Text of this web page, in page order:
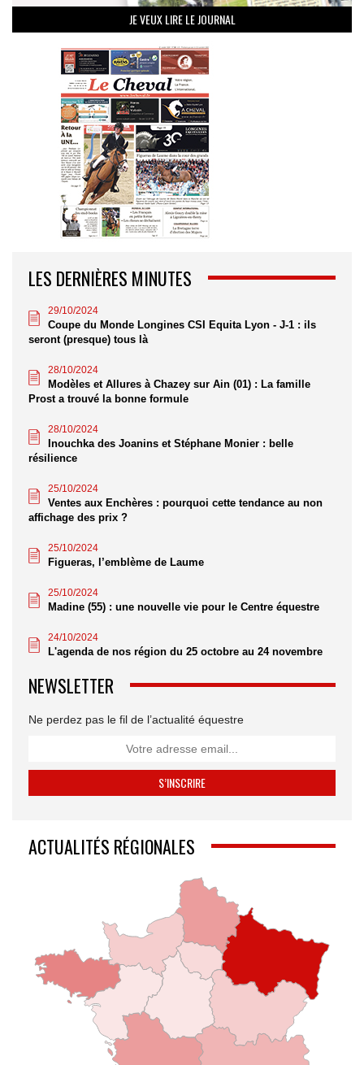
JE VEUX LIRE LE JOURNAL
LES DERNIÈRES MINUTES
29/10/2024
Coupe du Monde Longines CSI Equita Lyon - J-1 : ils
seront (presque) tous là
28/10/2024
Modèles et Allures à Chazey sur Ain (01) : La famille
Prost a trouvé la bonne formule
28/10/2024
Inouchka des Joanins et Stéphane Monier : belle
résilience
25/10/2024
Ventes aux Enchères : pourquoi cette tendance au non
affichage des prix ?
25/10/2024
Figueras, l’emblème de Laume
25/10/2024
Madine (55) : une nouvelle vie pour le Centre équestre
24/10/2024
L'agenda de nos région du 25 octobre au 24 novembre
NEWSLETTER
Ne perdez pas le fil de l’actualité équestre
ACTUALITÉS RÉGIONALES